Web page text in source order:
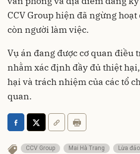
CCV Group hiện đã ngừng
còn người làm việc.
Vụ án đang được cơ quan điều
nhằm xác định đầy đủ thiệt
hại và trách nhiệm của các tổ
quan.
CCV Group Mai Hà Trang Lừa